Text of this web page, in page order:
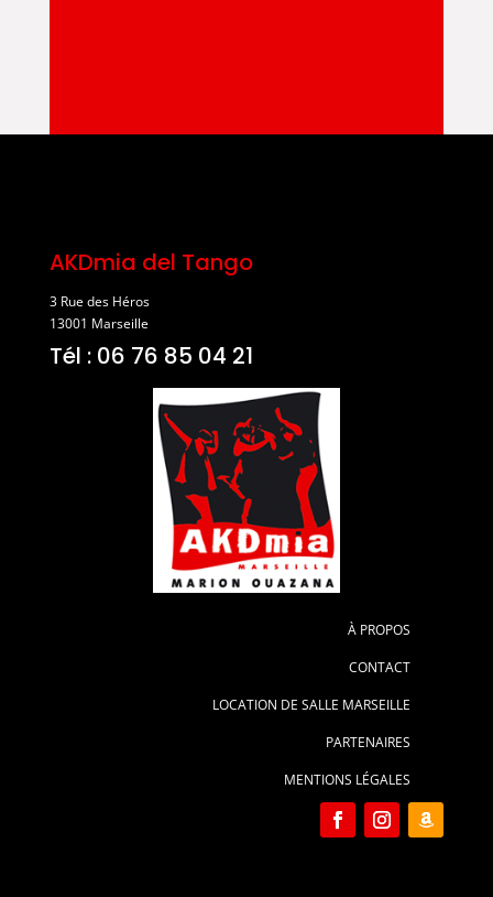
AKDmia del Tango
3 Rue des Héros
13001 Marseille
Tél : 06 76 85 04 21
À PROPOS
CONTACT
LOCATION DE SALLE MARSEILLE
PARTENAIRES
MENTIONS LÉGALES